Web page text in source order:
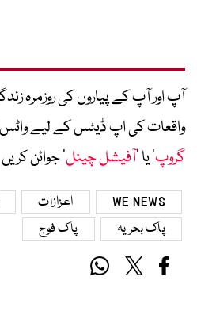
آپ اور آپ کے پیاروں کی روزمرہ
واقعات کی اپ ڈیٹس کے لیے واٹس
گروپ‘ یا ’آفیشل چینل‘ جوائن کریں
WE NEWS اعزازات
پاک بحریہ
پاک فوج